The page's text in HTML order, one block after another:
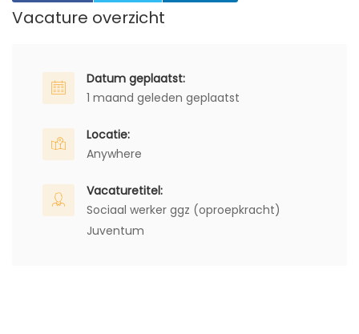
Vacature overzicht
Datum geplaatst:
1 maand geleden geplaatst
Locatie:
Anywhere
Vacaturetitel:
Sociaal werker ggz (oproepkracht)
Juventum